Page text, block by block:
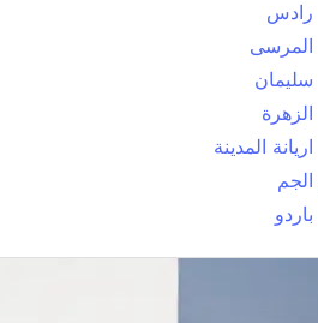
رادس
المرسى
سليمان
الزهرة
اريانة المدينة
الجم
باردو